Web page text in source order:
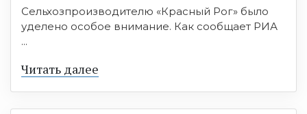
Сельхозпроизводителю «Красный Рог» было
уделено особое внимание. Как сообщает РИА
...
Читать далее